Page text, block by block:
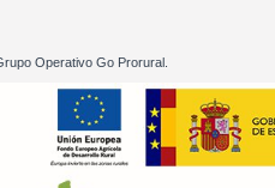
Operativo Go Prorural.